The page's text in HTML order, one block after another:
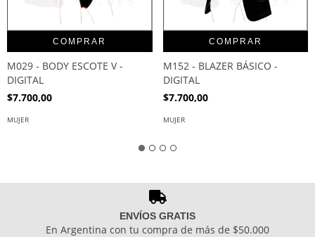
COMPRAR
M029 - BODY ESCOTE V -
DIGITAL
$7.700,00
MUJER
COMPRAR
M152 - BLAZER BÁSICO -
DIGITAL
$7.700,00
MUJER
ENVÍOS GRATIS
En Argentina con tu compra de más de $50.000